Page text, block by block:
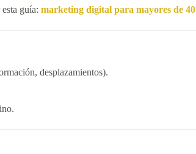
guía: marketing digital para mayores de 40
desplazamientos).